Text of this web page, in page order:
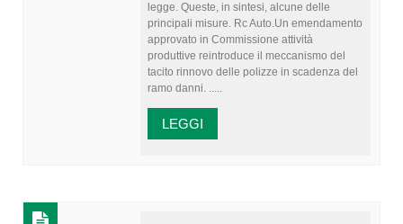
legge. Queste, in sintesi, alcune delle
principali misure. Rc Auto.Un emendamento
approvato in Commissione attività
produttive reintroduce il meccanismo del
tacito rinnovo delle polizze in scadenza del
ramo danni. .....
LEGGI